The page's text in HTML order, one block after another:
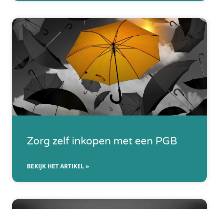
Zorg zelf inkopen met een PGB
BEKIJK HET ARTIKEL »